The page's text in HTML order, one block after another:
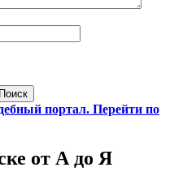
портал. Перейти по
от А до Я